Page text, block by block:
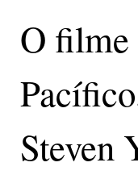
O filme
Steven